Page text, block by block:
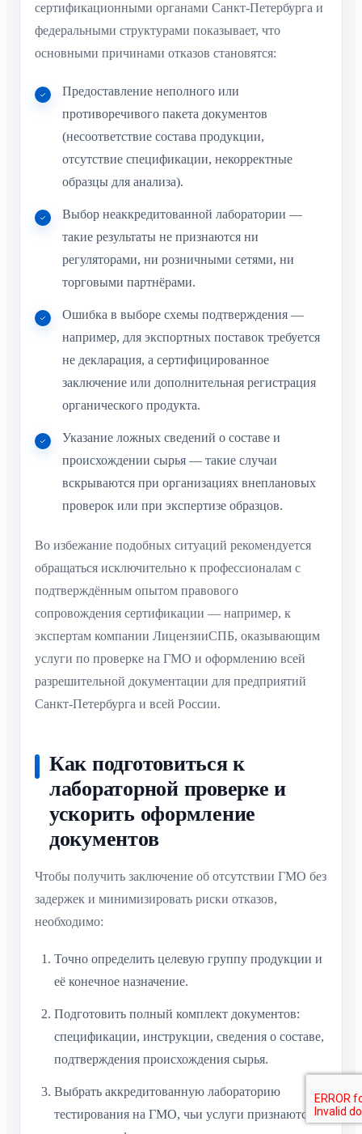
сертификационными органами Санкт-Петербурга и
федеральными структурами показывает, что
основными причинами отказов становятся:
Предоставление неполного или
противоречивого пакета документов
(несоответствие состава продукции,
отсутствие спецификации, некорректные
образцы для анализа).
Выбор неаккредитованной лаборатории —
такие результаты не признаются ни
регуляторами, ни розничными сетями, ни
торговыми партнёрами.
Ошибка в выборе схемы подтверждения —
например, для экспортных поставок требуется
не декларация, а сертифицированное
заключение или дополнительная регистрация
органического продукта.
Указание ложных сведений о составе и
происхождении сырья — такие случаи
вскрываются при организациях внеплановых
проверок или при экспертизе образцов.
Во избежание подобных ситуаций рекомендуется
обращаться исключительно к профессионалам с
подтверждённым опытом правового
сопровождения сертификации — например, к
экспертам компании ЛицензииСПБ, оказывающим
услуги по проверке на ГМО и оформлению всей
разрешительной документации для предприятий
Санкт-Петербурга и всей России.
Как подготовиться к
лабораторной проверке и
ускорить оформление
документов
Чтобы получить заключение об отсутствии ГМО без
задержек и минимизировать риски отказов,
необходимо:
Точно определить целевую группу продукции и
её конечное назначение.
Подготовить полный комплект документов:
спецификации, инструкции, сведения о составе,
подтверждения происхождения сырья.
Выбрать аккредитованную лабораторию
тестирования на ГМО, чьи услуги признаются